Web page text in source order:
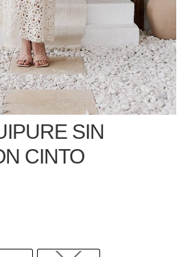
SIN
CINTO